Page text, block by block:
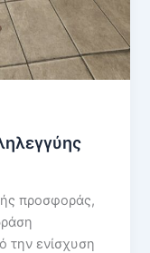
προσφοράς,
την ενίσχυση